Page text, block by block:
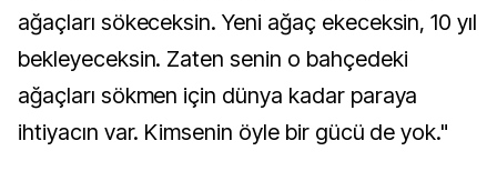
ağaçları sökeceksin. Yeni ağaç ekeceksin, 10 yıl
bekleyeceksin. Zaten senin o bahçedeki
ağaçları sökmen için dünya kadar paraya
ihtiyacın var. Kimsenin öyle bir gücü de yok."